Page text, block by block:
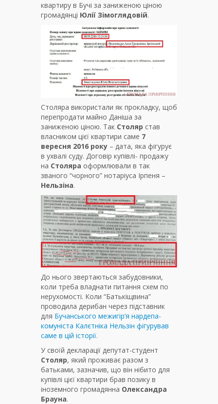
квартиру в Бучі за заниженою ціною
громадянці Юлії Зімоглядовій.
Столяра використали як прокладку, щоб
перепродати майно Даніша за
заниженою ціною. Так Столяр став
власником цієї квартири саме 7
вересня 2016 року – дата, яка фігурує
в ухвалі суду. Договір купівлі- продажу
на Столяра оформлювали в так
званого “чорного” нотаріуса Ірпеня –
Нельзіна.
До нього звертаються забудовники,
коли треба владнати питання схем по
нерухомості. Коли “Батькіщвина”
проводила дерибан через підставник
для Бучанського межигір’я нардепа-
комуніста Калєтніка Нельзін фігурував
саме в цій історії.
У своїй декларації депутат-студент
Столяр, який проживає разом з
батьками, зазначив, що він нібито для
купівлі цієї квартири брав позику в
іноземного громадянна Олександра
Брауна.